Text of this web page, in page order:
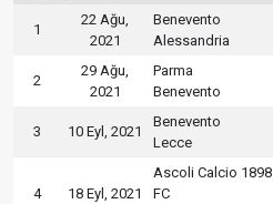
1
22 Ağu,
2021
Benevento
Alessandria
2
29 Ağu,
2021
Parma
Benevento
3 10 Eyl, 2021
Benevento
Lecce
4 18 Eyl, 2021
Ascoli Calcio 1898
FC